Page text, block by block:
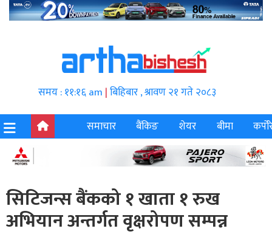
समय : ११:१६ am |बिहिबार , श्रावण २१ गते २०८३
समाचार
बैंकिङ शेयर बीमा
सिटिजन्स बैंकको १ खाता १ रुख
अभियान अन्तर्गत वृक्षरोपण सम्पन्न